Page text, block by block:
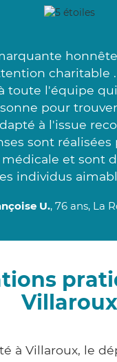
charitable
toute l'équipe
pour
à l'issue
sont réalisées
et sont
individus
U., 76 ans, La
Villaroux
à Villaroux, le